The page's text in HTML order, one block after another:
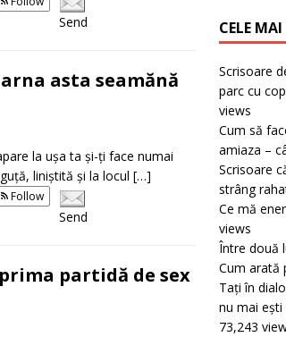
Send
asta seamănă
la ușa ta și-ți face numai
liniștită și la locul […]
Follow
Send
partidă de sex
CELE
Scrisoare
parc cu
views
Cum să
amiaza –
Scrisoare
strâng
Ce mă
views
Între două
Cum arată
Tați în
nu mai ești
73,243